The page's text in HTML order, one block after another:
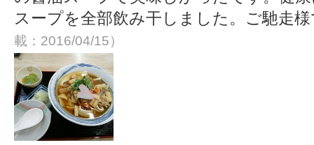
スープを全部飲み干しました。ご馳走
載：2016/04/15）